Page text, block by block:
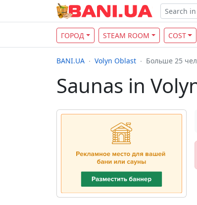
ГОРОД STEAM ROOM COST
BANI.UA Volyn Oblast Больше 25
Saunas in